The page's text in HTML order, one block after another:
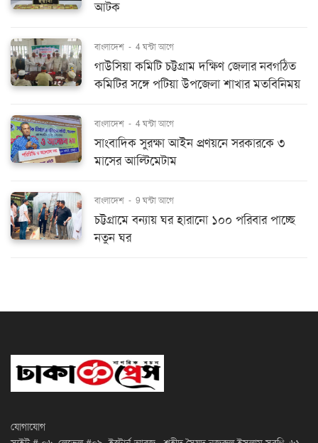
আটক
বাংলাদেশ - 4 ঘন্টা আগে
গাউসিয়া কমিটি চট্টগ্রাম দক্ষিণ জেলার নবগঠিত
কমিটির সঙ্গে পটিয়া উপজেলা শাখার মতবিনিময়
বাংলাদেশ - 4 ঘন্টা আগে
সাংবাদিক সুরক্ষা আইন প্রণয়নে সরকারকে ৩
মাসের আল্টিমেটাম
বাংলাদেশ - 9 ঘন্টা আগে
চট্টগ্রামে বন্যায় ঘর হারানো ১০০ পরিবার পাচ্ছে
নতুন ঘর
যোগাযোগ